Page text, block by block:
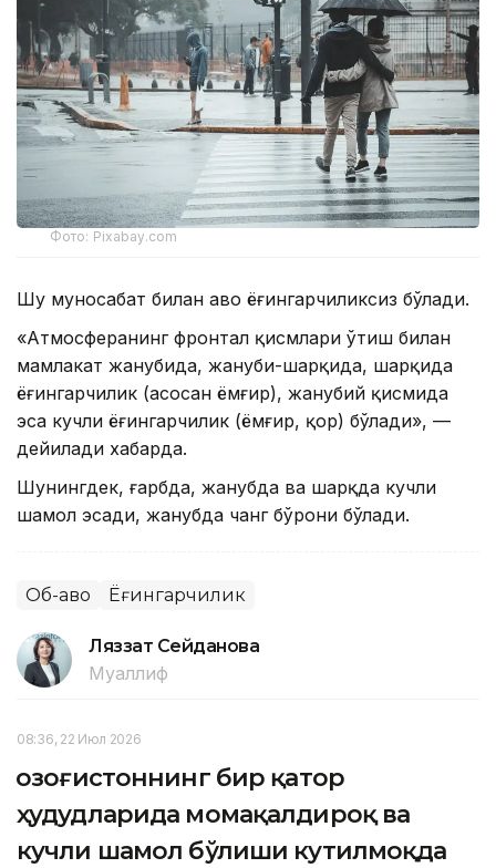
Фото: Pixabay.com
Шу муносабат билан ҳаво ёғингарчиликсиз бўлади.
«Атмосферанинг фронтал қисмлари ўтиш билан
мамлакат жанубида, жануби-шарқида, шарқида
ёғингарчилик (асосан ёмғир), жанубий қисмида
эса кучли ёғингарчилик (ёмғир, қор) бўлади», —
дейилади хабарда.
Шунингдек, ғарбда, жанубда ва шарқда кучли
шамол эсади, жанубда чанг бўрони бўлади.
Об-ҳаво Ёғингарчилик
Ляззат Сейданова
Муаллиф
08:36, 22 Июл 2026
Қозоғистоннинг бир қатор
ҳудудларида момақалдироқ ва
кучли шамол бўлиши кутилмоқда